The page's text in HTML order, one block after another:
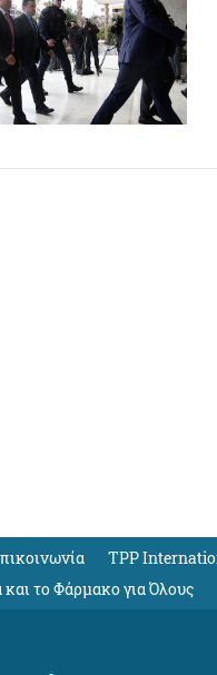
TPP
το Φάρμακο για Όλους